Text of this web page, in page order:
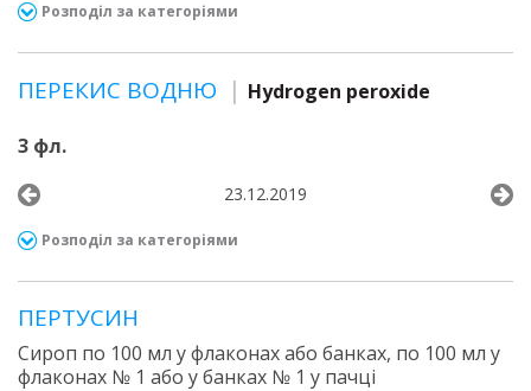
Розподіл за категоріями
ПЕРЕКИС ВОДНЮ Hydrogen peroxide
3 фл.
23.12.2019
Розподіл за категоріями
ПЕРТУСИН
Сироп по 100 мл у флаконах або банках, по 100 мл у
флаконах № 1 або у банках № 1 у пачці